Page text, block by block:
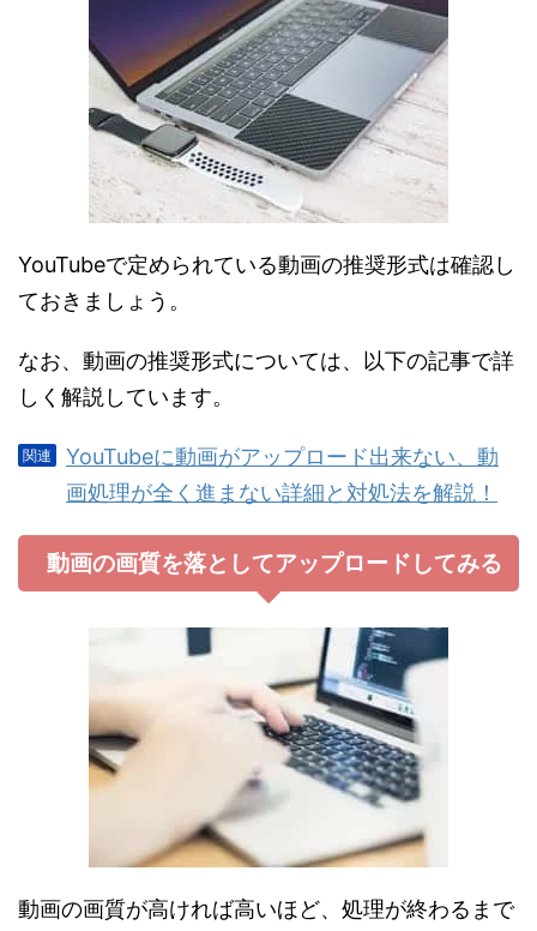
YouTubeで定められている動画の推奨形式は確認し
ておきましょう。
なお、動画の推奨形式については、以下の記事で詳
しく解説しています。
YouTubeに動画がアップロード出来ない、動
画処理が全く進まない詳細と対処法を解説！
動画の画質を落としてアップロードしてみる
動画の画質が高ければ高いほど、処理が終わるまで